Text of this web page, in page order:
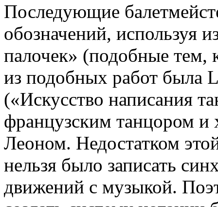
Последующие
обозначений, используя
палочек» (подобные тем,
из подобных работ была
(«Искусство написания
французским танцором
Леоном. Недостатком
нельзя было записать
движений с музыкой.